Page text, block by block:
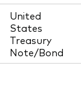
United
States
Treasury
Note/Bond